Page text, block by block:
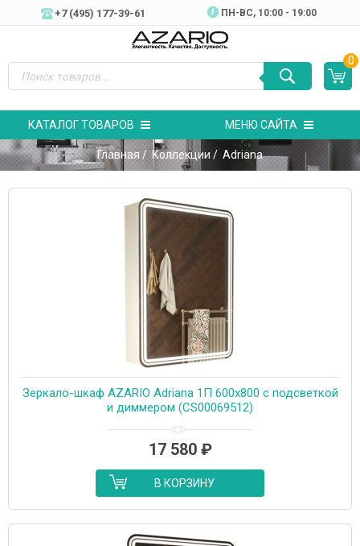
+7 (495) 177-39-61 ПН-ВC, 10:00 - 19:00
0
КАТАЛОГ ТОВАРОВ МЕНЮ САЙТА
Главная/Коллекции / Adriana
Зеркало-шкаф AZARIO Adriana 1П 600х800 c подсветкой
и диммером (CS00069512)
17 580 ₽
В КОРЗИНУ